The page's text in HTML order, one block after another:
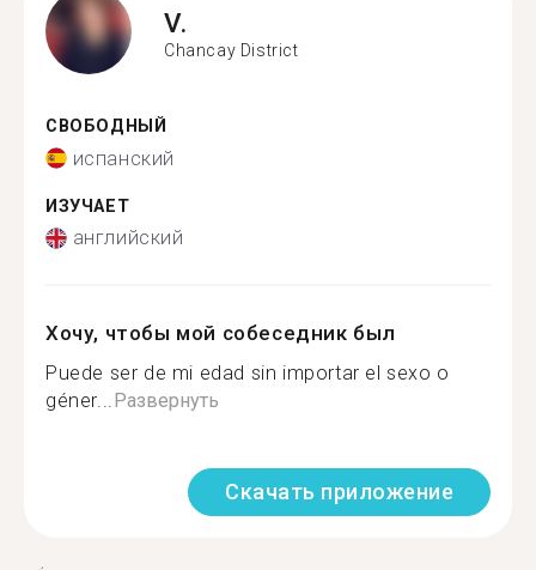
V.
Chancay District
СВОБОДНЫЙ
испанский
ИЗУЧАЕТ
английский
Хочу, чтобы мой собеседник был
Puede ser de mi edad sin importar el sexo o
géner...Развернуть
Скачать приложение